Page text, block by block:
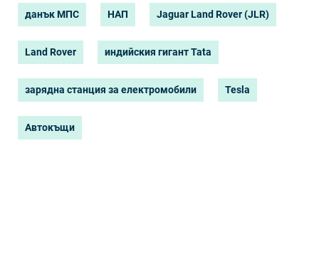
данък МПС НАП Jaguar Land Rover (JLR)
Land Rover индийския гигант Tata
зарядна станция за електромобили Tesla
Автокъщи